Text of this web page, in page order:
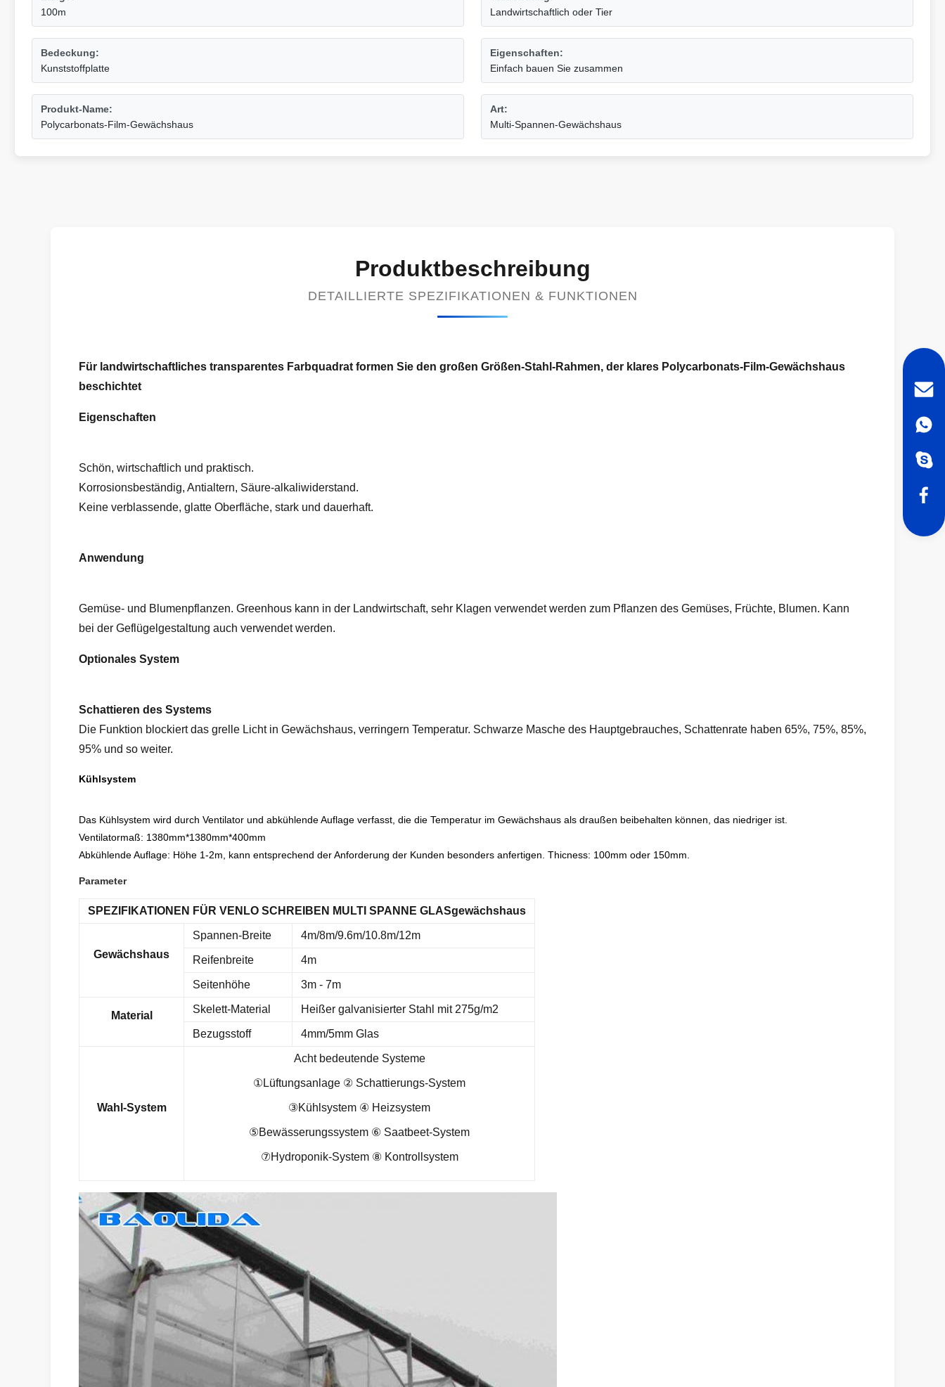
100m
Landwirtschaftlich oder Tier
Bedeckung:
Kunststoffplatte
Eigenschaften:
Einfach bauen Sie zusammen
Produkt-Name:
Polycarbonats-Film-Gewächshaus
Art:
Multi-Spannen-Gewächshaus
Produktbeschreibung
DETAILLIERTE SPEZIFIKATIONEN & FUNKTIONEN
Für landwirtschaftliches transparentes Farbquadrat formen Sie den großen Größen-Stahl-Rahmen, der klares Polycarbonats-Film-Gewächshaus
beschichtet
Eigenschaften
Schön, wirtschaftlich und praktisch.
Korrosionsbeständig, Antialtern, Säure-alkaliwiderstand.
Keine verblassende, glatte Oberfläche, stark und dauerhaft.
Anwendung
Gemüse- und Blumenpflanzen. Greenhous kann in der Landwirtschaft, sehr Klagen verwendet werden zum Pflanzen des Gemüses, Früchte, Blumen. Kann
bei der Geflügelgestaltung auch verwendet werden.
Optionales System
Schattieren des Systems
Die Funktion blockiert das grelle Licht in Gewächshaus, verringern Temperatur. Schwarze Masche des Hauptgebrauches, Schattenrate haben 65%, 75%, 85%,
95% und so weiter.
Kühlsystem
Das Kühlsystem wird durch Ventilator und abkühlende Auflage verfasst, die die Temperatur im Gewächshaus als draußen beibehalten können, das niedriger ist.
Ventilatormaß: 1380mm*1380mm*400mm
Abkühlende Auflage: Höhe 1-2m, kann entsprechend der Anforderung der Kunden besonders anfertigen. Thicness: 100mm oder 150mm.
Parameter
SPEZIFIKATIONEN FÜR VENLO SCHREIBEN MULTI SPANNE GLASgewächshaus
Gewächshaus
Spannen-Breite 4m/8m/9.6m/10.8m/12m
Reifenbreite 4m
Seitenhöhe 3m - 7m
Material
Skelett-Material Heißer galvanisierter Stahl mit 275g/m2
Bezugsstoff 4mm/5mm Glas
Wahl-System
Acht bedeutende Systeme
①Lüftungsanlage ② Schattierungs-System
③Kühlsystem ④ Heizsystem
⑤Bewässerungssystem ⑥ Saatbeet-System
⑦Hydroponik-System ⑧ Kontrollsystem